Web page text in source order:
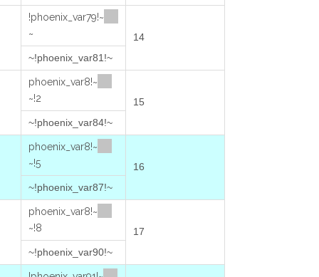
14
~!phoenix_var79!
~
~!phoenix_var81!~
15
~!phoenix_var8
2!~
~!phoenix_var84!~
16
~!phoenix_var8
5!~
~!phoenix_var87!~
17
~!phoenix_var8
8!~
~!phoenix_var90!~